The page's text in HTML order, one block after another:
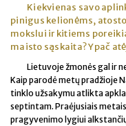
Kiekvienas savo
pinigus kelionėms,
mokslui ir kitiems
maisto sąskaita? Ypač
Lietuvoje žmonės gal ir
Kaip parodė metų pradžioje
tinklo užsakymu atlikta
septintam. Praėjusiais
pragyvenimo lygiui